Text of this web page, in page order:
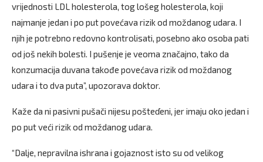
vrijednosti LDL holesterola, tog lošeg holesterola, koji
najmanje jedan i po put povećava rizik od moždanog udara. I
njih je potrebno redovno kontrolisati, posebno ako osoba pati
od još nekih bolesti. I pušenje je veoma značajno, tako da
konzumacija duvana takođe povećava rizik od moždanog
udara i to dva puta”, upozorava doktor.
Kaže da ni pasivni pušači nijesu pošteɗeni, jer imaju oko jedan i
po put veći rizik od moždanog udara.
“Dalje, nepravilna ishrana i gojaznost isto su od velikog